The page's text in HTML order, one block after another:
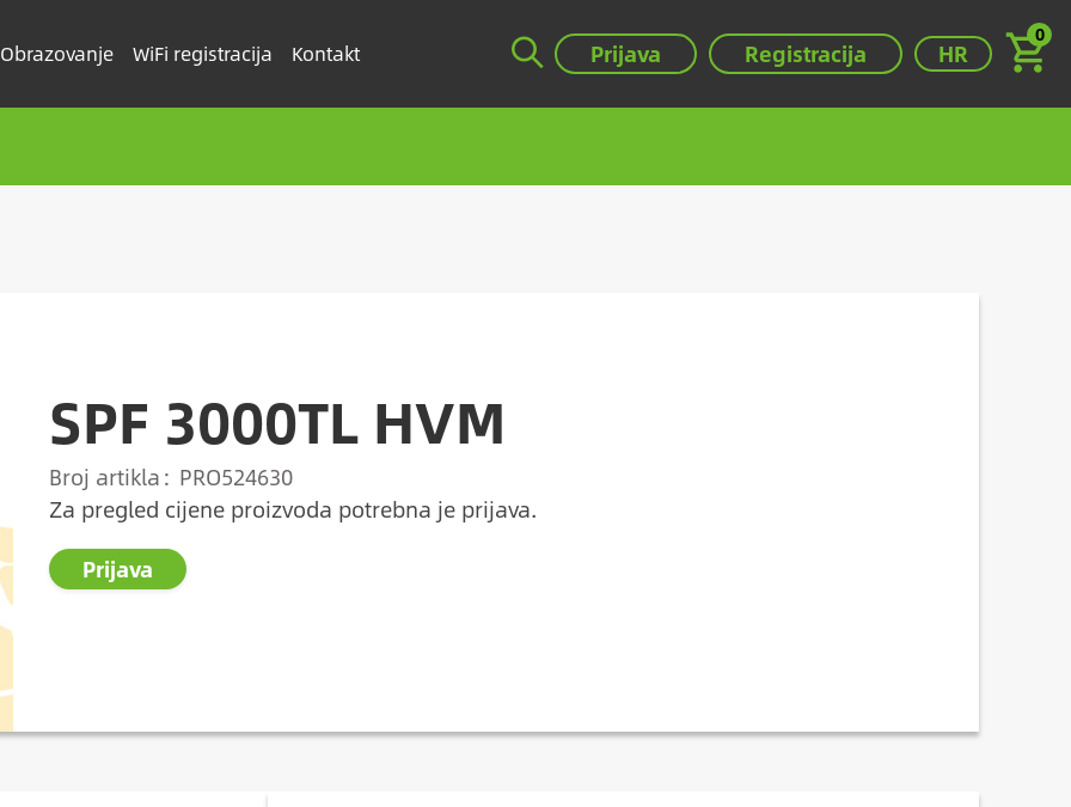
Obrazovanje WiFi registracija Kontakt Prijava Registracija Válassza ki a
HR
0
SPF 3000TL HVM
Broj artikla
PRO524630
Za pregled cijene proizvoda potrebna je prijava.
Prijava